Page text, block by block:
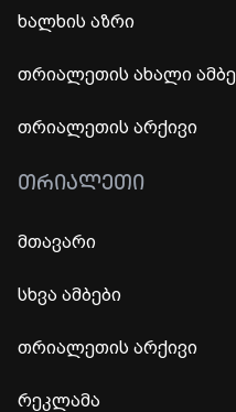
ხალხის აზრი
თრიალეთის ახალი
თრიალეთის არქივი
ᲗᲠᲘᲐᲚᲔᲗᲘ
მთავარი
სხვა ამბები
თრიალეთის არქივი
რეკლამა